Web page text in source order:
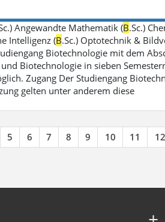
Angewandte Mathematik (B.Sc.)
Intelligenz (B.Sc.) Optotechnik &
Biotechnologie mit dem
Biotechnologie in sieben
Zugang Der Studiengang
gelten unter anderem diese
5 6 7 8 9 10 11 12